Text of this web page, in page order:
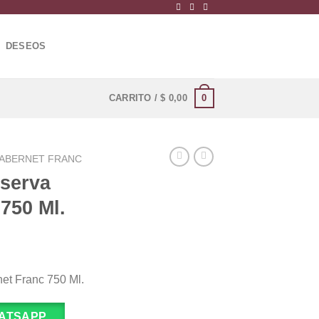
DESEOS
CARRITO /$ 0,00 0
FRANC
Ml.
Franc 750 Ml.